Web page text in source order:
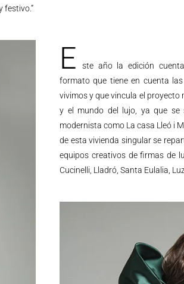
festivo.”
E
ste año la edición
formato que tiene en cuenta
vivimos y que vincula el proyecto
y el mundo del lujo, ya que
modernista como La casa Lleó i
de esta vivienda singular se
equipos creativos de firmas de
Cucinelli, Lladró, Santa Eulalia,